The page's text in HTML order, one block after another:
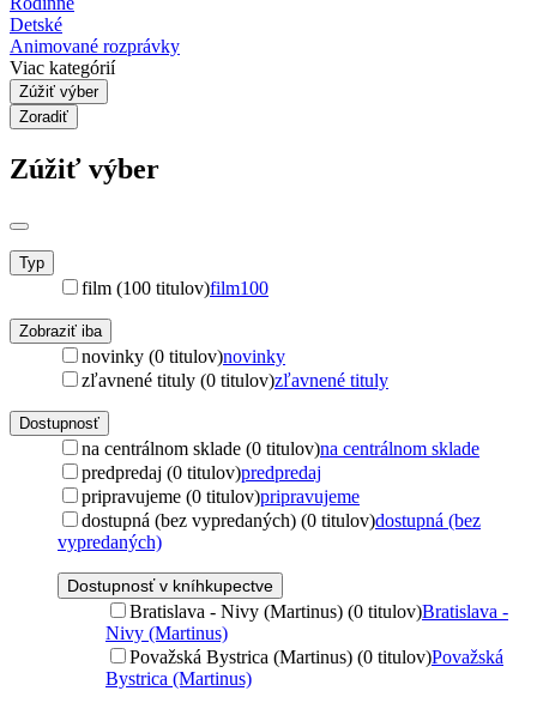
Detské
Animované rozprávky
Viac kategórií
Zúžiť výber
Zoradiť
Zúžiť výber
Typ
film (100 titulov)film100
Zobraziť iba
novinky (0 titulov)novinky
zľavnené tituly (0 titulov)zľavnené tituly
Dostupnosť
na centrálnom sklade (0 titulov)na centrálnom sklade
predpredaj (0 titulov)predpredaj
pripravujeme (0 titulov)pripravujeme
dostupná (bez vypredaných) (0 titulov)dostupná (bez
vypredaných)
Dostupnosť v kníhkupectve
Bratislava - Nivy (Martinus) (0 titulov)Bratislava -
Nivy (Martinus)
Považská Bystrica (Martinus) (0 titulov)Považská
Bystrica (Martinus)